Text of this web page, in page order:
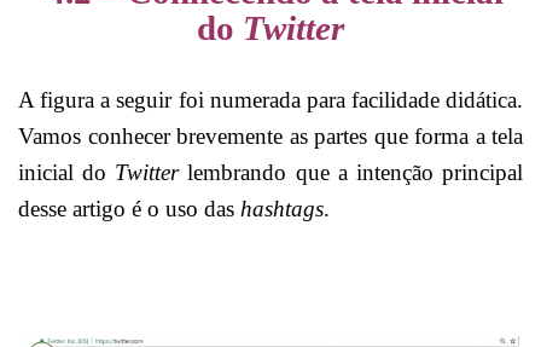
do Twitter
A figura a seguir foi numerada para facilidade didática.
Vamos conhecer brevemente as partes que forma a tela
inicial do Twitterlembrando que a intenção principal
desse artigo é o uso das hashtags.